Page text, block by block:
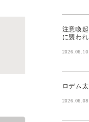
注意喚
に襲わ
2026.06.10
ロデム
2026.06.08